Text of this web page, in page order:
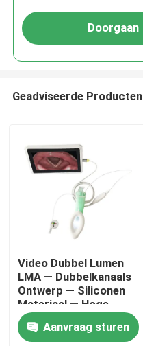
Thuis
Doorgaan
Geadviseerde Producten
Video Dubbel Lumen
LMA — Dubbelkanaals
Ontwerp — Siliconen
Materiaal — Hoge
Afsluiting — ISO
Aanvraag sturen